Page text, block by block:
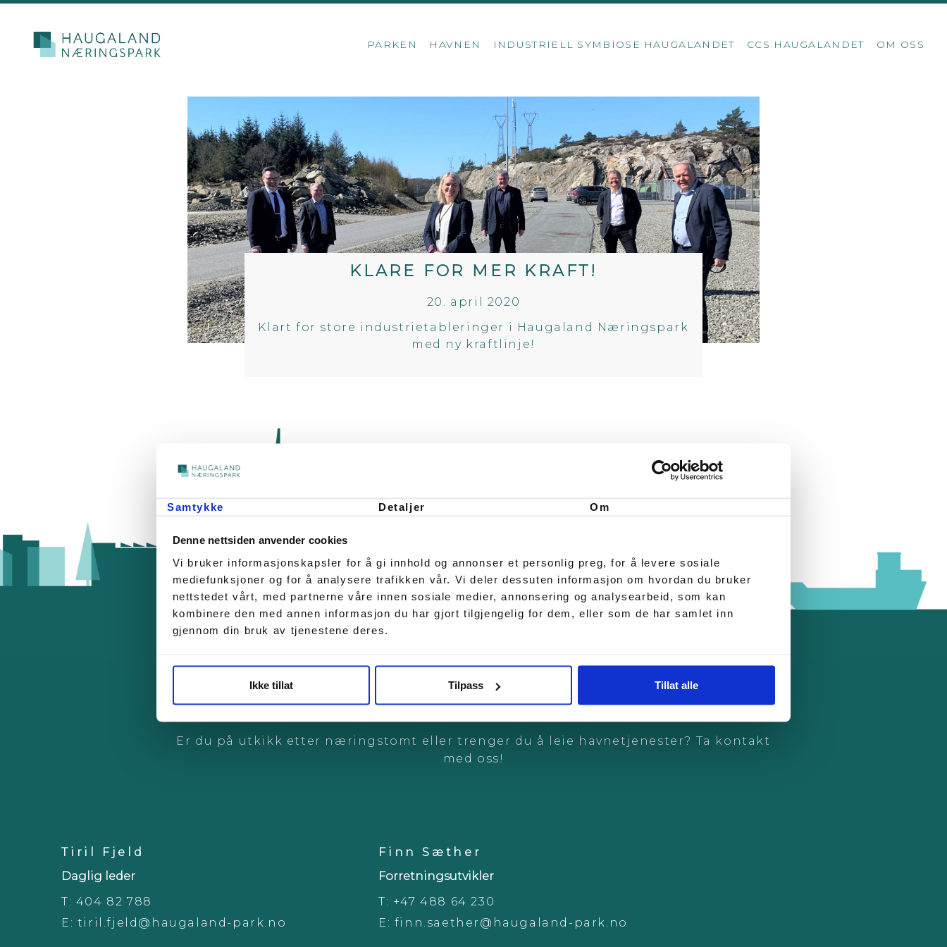
Samtykke Detaljer Om
Denne nettsiden anvender cookies
Vi bruker informasjonskapsler for å gi innhold og annonser et personlig preg, for å levere sosiale
mediefunksjoner og for å analysere trafikken vår. Vi deler dessuten informasjon om hvordan du bruker
nettstedet vårt, med partnerne våre innen sosiale medier, annonsering og analysearbeid, som kan
kombinere den med annen informasjon du har gjort tilgjengelig for dem, eller som de har samlet inn
gjennom din bruk av tjenestene deres.
Ikke tillat Tilpass Tillat alle
PARKEN HAVNEN INDUSTRIELL SYMBIOSE HAUGALANDET CCS HAUGALANDET OM OSS
KLARE FOR MER KRAFT!
20. april 2020
Klart for store industrietableringer i Haugaland Næringspark
med ny kraftlinje!
KONTAKT OSS
Er du på utkikk etter næringstomt eller trenger du å leie havnetjenester? Ta kontakt
med oss!
Tiril Fjeld
Daglig leder
T: 404 82 788
E: tiril.fjeld@haugaland-park.no
Finn Sæther
Forretningsutvikler
T: +47 488 64 230
E: finn.saether@haugaland-park.no